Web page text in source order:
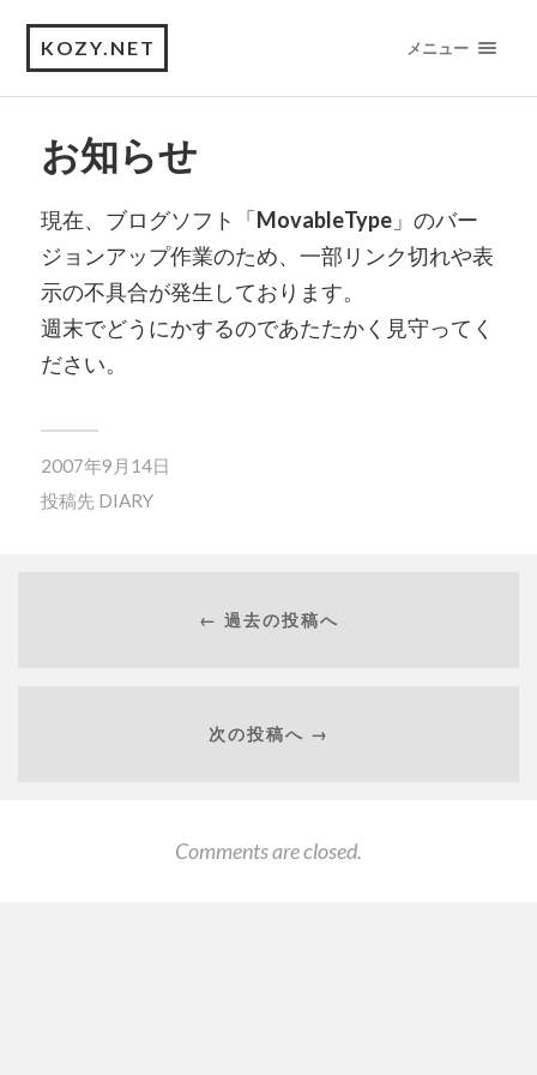
KOZY.NET メニュー
お知らせ
現在、ブログソフト「MovableType」のバー
ジョンアップ作業のため、一部リンク切れや表
示の不具合が発生しております。
週末でどうにかするのであたたかく見守ってく
ださい。
2007年9月14日
投稿先 DIARY
← 過去の投稿へ
次の投稿へ →
Comments are closed.